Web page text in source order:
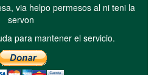
via helpo permesos al ni teni la
servon
para mantener el servicio.